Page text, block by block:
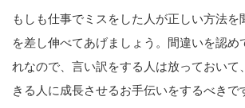
もしも仕事でミスをした人が正しい方法を
を差し伸べてあげましょう。間違いを認め
れなので、言い訳をする人は放っておいて
きる人に成長させるお手伝いをするべきで